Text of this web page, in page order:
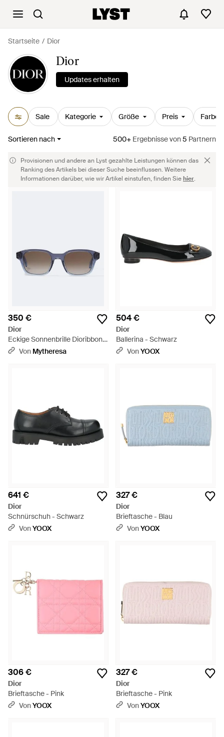
Startseite Dior
Dior
Updates erhalten
Sale Kategorie Größe Preis Farbe
Sortieren nach 500+ Ergebnissevon5 Partnern
Provisionen und andere an Lyst gezahlte Leistungen können das
Ranking des Artikels bei dieser Suche beeinflussen. Weitere
Informationen darüber, wie wir Artikel einstufen, finden Siehier.
350 €
Dior
Eckige Sonnenbrille Dioribbon
S1 - Blau
Von Mytheresa
504 €
Dior
Ballerina - Schwarz
VonYOOX
641 €
Dior
Schnürschuh - Schwarz
VonYOOX
327 €
Dior
Brieftasche - Blau
VonYOOX
306 €
Dior
Brieftasche - Pink
VonYOOX
327 €
Dior
Brieftasche - Pink
VonYOOX